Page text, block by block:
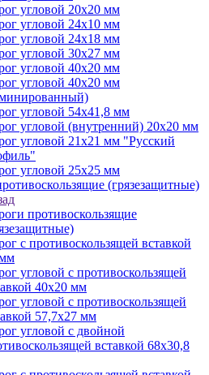
угловой 20х20 мм
угловой 24х10 мм
угловой 24х18 мм
угловой 30х27 мм
угловой 40х20 мм
угловой 40х20 мм
угловой 54х41,8 мм
угловой (внутренний) 20х20 мм
угловой 21х21 мм "Русский
угловой 25х25 мм
(грязезащитные)
противоскользящие
с противоскользящей вставкой
угловой с противоскользящей
40х20 мм
угловой с противоскользящей
57,7х27 мм
угловой с двойной
вставкой 68х30,8